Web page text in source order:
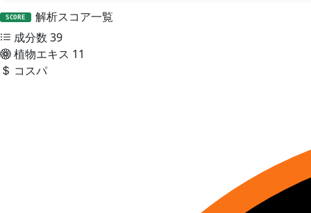
SCORE
解析スコア一覧
成分数 39
植物エキス 11
コスパ